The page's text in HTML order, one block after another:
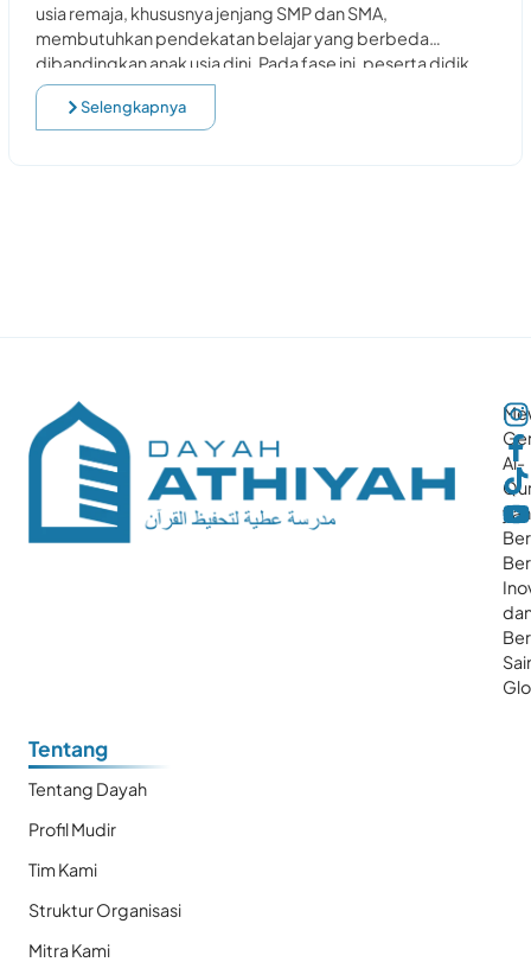
usia remaja, khususnya jenjang SMP dan SMA,
membutuhkan pendekatan belajar yang berbeda
dibandingkan anak usia dini. Pada fase ini, peserta didik
berada
Selengkapnya
Al-
Tentang
Tentang Dayah
Profil Mudir
Tim Kami
Struktur Organisasi
Mitra Kami